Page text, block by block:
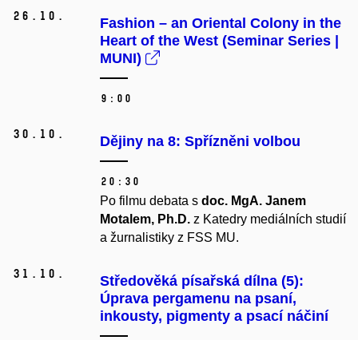
26. 10.
Fashion – an Oriental Colony in the
Heart of the West (Seminar Series |
MUNI)
9:00
30. 10. Dějiny na 8: Spřízněni volbou
20:30
Po filmu debata s doc. MgA. Janem
Motalem, Ph.D. z Katedry mediálních studií
a žurnalistiky z FSS MU.
31. 10.
Středověká písařská dílna (5):
Úprava pergamenu na psaní,
inkousty, pigmenty a psací náčiní